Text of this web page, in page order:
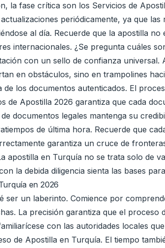
la fase crítica son los Servicios de
periódicamente, ya que
al día. Recuerde que la apostilla
internacionales. ¿Se pregunta cuáles
con un sello de confianza universal.
en obstáculos, sino en trampolines
los documentos autenticados. El
Apostilla 2026 garantiza que cada
documentos legales mantenga su
de última hora. Recuerde que
garantiza un cruce de
apostilla en Turquía no se trata solo de
la debida diligencia sienta las bases
en 2026
un laberinto. Comience por
La precisión garantiza que el proceso
con las autoridades locales
de Apostilla en Turquía. El tiempo